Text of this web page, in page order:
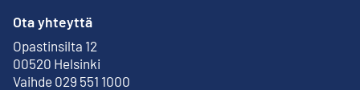
Ota yhteyttä
Opastinsilta 12
00520 Helsinki
Ulkoinen linkki
Vaihde 029 551 1000